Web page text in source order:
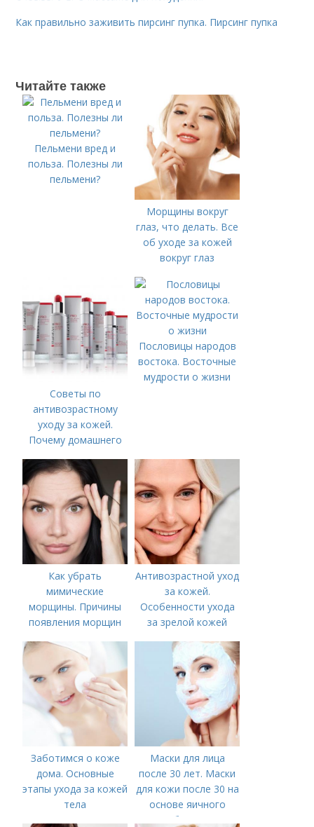
Как правильно заживить пирсинг пупка. Пирсинг пупка
Читайте также
Пельмени вред и
польза. Полезны ли
пельмени?
Морщины вокруг
глаз, что делать. Все
об уходе за кожей
вокруг глаз
Советы по
антивозрастному
уходу за кожей.
Почему домашнего
Пословицы народов
востока. Восточные
мудрости о жизни
Как убрать
мимические
морщины. Причины
появления морщин
Антивозрастной уход
за кожей.
Особенности ухода
за зрелой кожей
Заботимся о коже
дома. Основные
этапы ухода за кожей
тела
Маски для лица
после 30 лет. Маски
для кожи после 30 на
основе яичного
белка